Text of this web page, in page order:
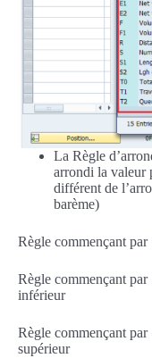
La Règle
arrondi la valeur
différent de
barème)
Règle commençant
Règle commençant
inférieur
Règle commençant
supérieur